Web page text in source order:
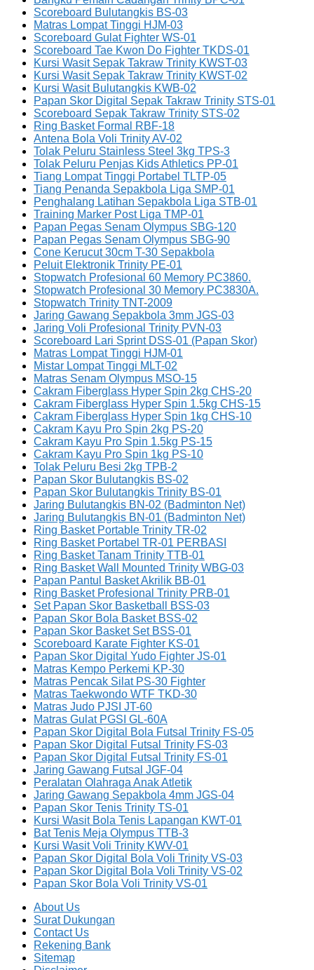
Scoreboard Bulutangkis BS-03
Matras Lompat Tinggi HJM-03
Scoreboard Gulat Fighter WS-01
Scoreboard Tae Kwon Do Fighter TKDS-01
Kursi Wasit Sepak Takraw Trinity KWST-03
Kursi Wasit Sepak Takraw Trinity KWST-02
Kursi Wasit Bulutangkis KWB-02
Papan Skor Digital Sepak Takraw Trinity STS-01
Scoreboard Sepak Takraw Trinity STS-02
Ring Basket Formal RBF-18
Antena Bola Voli Trinity AV-02
Tolak Peluru Stainless Steel 3kg TPS-3
Tolak Peluru Penjas Kids Athletics PP-01
Tiang Lompat Tinggi Portabel TLTP-05
Tiang Penanda Sepakbola Liga SMP-01
Penghalang Latihan Sepakbola Liga STB-01
Training Marker Post Liga TMP-01
Papan Pegas Senam Olympus SBG-120
Papan Pegas Senam Olympus SBG-90
Cone Kerucut 30cm T-30 Sepakbola
Peluit Elektronik Trinity PE-01
Stopwatch Profesional 60 Memory PC3860.
Stopwatch Profesional 30 Memory PC3830A.
Stopwatch Trinity TNT-2009
Jaring Gawang Sepakbola 3mm JGS-03
Jaring Voli Profesional Trinity PVN-03
Scoreboard Lari Sprint DSS-01 (Papan Skor)
Matras Lompat Tinggi HJM-01
Mistar Lompat Tinggi MLT-02
Matras Senam Olympus MSO-15
Cakram Fiberglass Hyper Spin 2kg CHS-20
Cakram Fiberglass Hyper Spin 1.5kg CHS-15
Cakram Fiberglass Hyper Spin 1kg CHS-10
Cakram Kayu Pro Spin 2kg PS-20
Cakram Kayu Pro Spin 1.5kg PS-15
Cakram Kayu Pro Spin 1kg PS-10
Tolak Peluru Besi 2kg TPB-2
Papan Skor Bulutangkis BS-02
Papan Skor Bulutangkis Trinity BS-01
Jaring Bulutangkis BN-02 (Badminton Net)
Jaring Bulutangkis BN-01 (Badminton Net)
Ring Basket Portable Trinity TR-02
Ring Basket Portabel TR-01 PERBASI
Ring Basket Tanam Trinity TTB-01
Ring Basket Wall Mounted Trinity WBG-03
Papan Pantul Basket Akrilik BB-01
Ring Basket Profesional Trinity PRB-01
Set Papan Skor Basketball BSS-03
Papan Skor Bola Basket BSS-02
Papan Skor Basket Set BSS-01
Scoreboard Karate Fighter KS-01
Papan Skor Digital Yudo Fighter JS-01
Matras Kempo Perkemi KP-30
Matras Pencak Silat PS-30 Fighter
Matras Taekwondo WTF TKD-30
Matras Judo PJSI JT-60
Matras Gulat PGSI GL-60A
Papan Skor Digital Bola Futsal Trinity FS-05
Papan Skor Digital Futsal Trinity FS-03
Papan Skor Digital Futsal Trinity FS-01
Jaring Gawang Futsal JGF-04
Peralatan Olahraga Anak Atletik
Jaring Gawang Sepakbola 4mm JGS-04
Papan Skor Tenis Trinity TS-01
Kursi Wasit Bola Tenis Lapangan KWT-01
Bat Tenis Meja Olympus TTB-3
Kursi Wasit Voli Trinity KWV-01
Papan Skor Digital Bola Voli Trinity VS-03
Papan Skor Digital Bola Voli Trinity VS-02
Papan Skor Bola Voli Trinity VS-01
About Us
Surat Dukungan
Contact Us
Rekening Bank
Sitemap